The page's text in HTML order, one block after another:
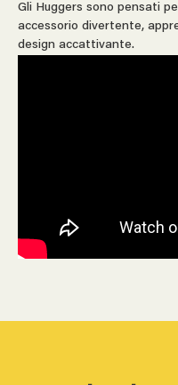
Gli Huggers sono pensati
accessorio divertente,
design accattivante.